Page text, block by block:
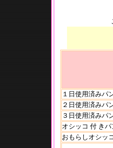
１日使用済みパ
２日使用済みパ
３日 使用済みパ
オシッコ 付 きパ
おもらしオシッ